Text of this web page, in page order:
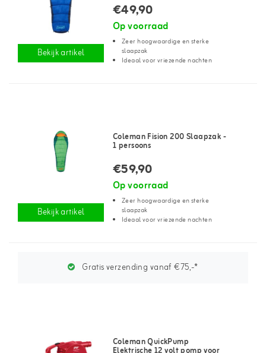
Bekijk artikel
€49,90
Op voorraad
Zeer hoogwaardige en sterke
slaapzak
Ideaal voor vriezende nachten
Bekijk artikel
Coleman Fision 200 Slaapzak -
1 persoons
€59,90
Op voorraad
Zeer hoogwaardige en sterke
slaapzak
Ideaal voor vriezende nachten
Gratis verzending vanaf €75,-*
Coleman QuickPump